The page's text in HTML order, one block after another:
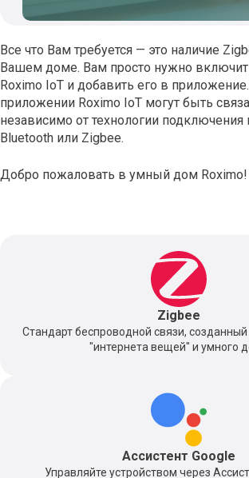
Все что Вам требуется — это наличие
Вашем доме. Вам просто нужно
Roximo IoT и добавить его в
приложении Roximo IoT могут быть
независимо от технологии подключения
Bluetooth или Zigbee.
Добро пожаловать в умный дом Roximo!
Zigbee
Стандарт беспроводной связи,
"интернета вещей" и умного
Ассистент Google
Управляйте устройством через